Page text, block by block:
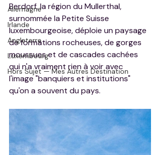
Allemagne
Irlande
Angleterre
Luxembourg
Hors Sujet — Mes Autres Destination
Berdorf, la région du Mullerthal,
surnommée la Petite Suisse
luxembourgeoise, déploie un paysage
de formations rocheuses, de gorges
moussues et de cascades cachées
qui n'a vraiment rien à voir avec
l'image "banquiers et institutions"
qu'on a souvent du pays.